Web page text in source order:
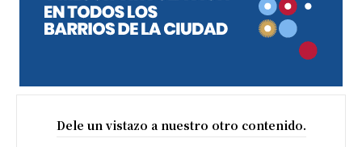
Dele un vistazo a nuestro otro contenido.